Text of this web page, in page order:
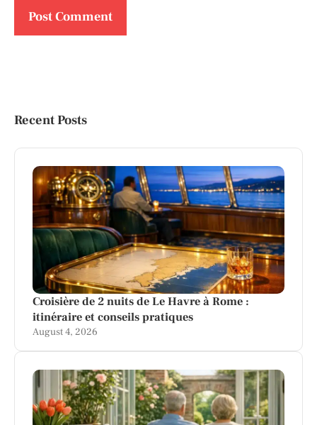
Recent Posts
Croisière de 2 nuits de Le Havre à Rome :
itinéraire et conseils pratiques
August 4, 2026